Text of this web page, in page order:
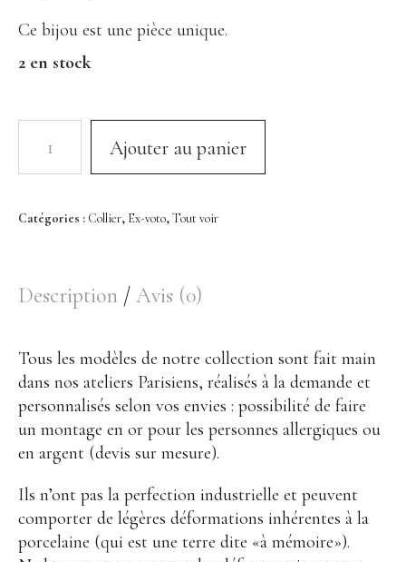
Décoration
Encensoir
À Propos
Savoir-faire Porcelaine
Points de vente
Contact
InstagramFacebook
Ce bijou est une pièce unique.
2 en stock
Ajouter au panier
Catégories : Collier, Ex-voto,Tout voir
Description Avis (0)
Tous les modèles de notre collection sont fait main
dans nos ateliers Parisiens, réalisés à la demande et
personnalisés selon vos envies : possibilité de faire
un montage en or pour les personnes allergiques ou
en argent (devis sur mesure).
Ils n’ont pas la perfection industrielle et peuvent
comporter de légères déformations inhérentes à la
porcelaine (qui est une terre dite «à mémoire»).